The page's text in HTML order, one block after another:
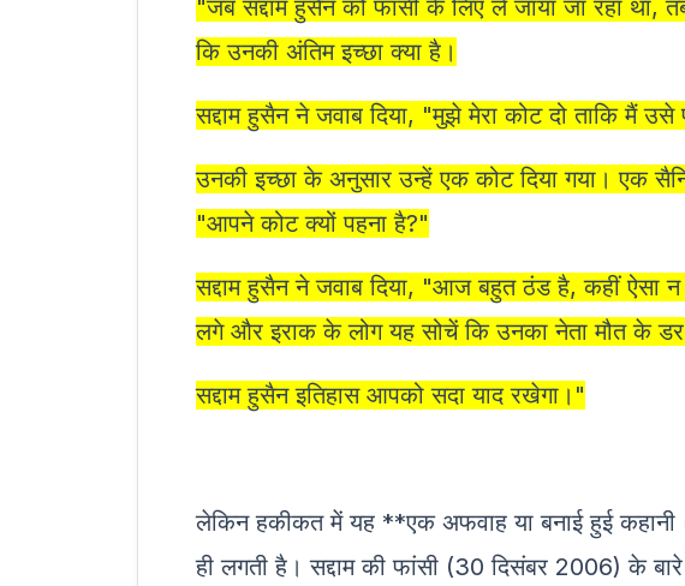
"जब सद्दाम हुसैन को फांसी के लिए ले जाया जा रहा था,
कि उनकी अंतिम इच्छा क्या है।
सद्दाम हुसैन ने जवाब दिया, "मुझे मेरा कोट दो ताकि मैं
उनकी इच्छा के अनुसार उन्हें एक कोट दिया गया। एक
"आपने कोट क्यों पहना है?"
सद्दाम हुसैन ने जवाब दिया, "आज बहुत ठंड है, कहीं ऐसा
लगे और इराक के लोग यह सोचें कि उनका नेता मौत के
सद्दाम हुसैन इतिहास आपको सदा याद रखेगा।"
लेकिन हकीकत में यह **एक अफवाह या बनाई हुई
ही लगती है। सद्दाम की फांसी (30 दिसंबर 2006) के बारे